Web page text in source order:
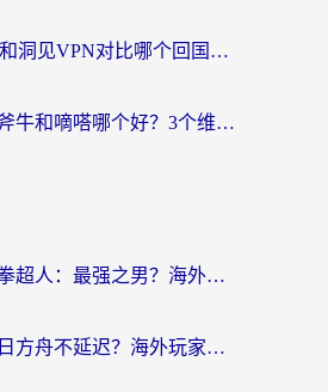
ChickCN VPN和洞见VPN对比哪个回国效果更好？海外党亲测3款加速器+避坑指南
海外党必看：斧牛和嘀嗒哪个好？3个维度教你选对回国加速器
印度怎么玩一拳超人：最强之男？海外党国服游戏加速避坑指南
国外怎么玩明日方舟不延迟？海外玩家国服游戏加速终极指南（附DNF梦幻诛仙解决方案）